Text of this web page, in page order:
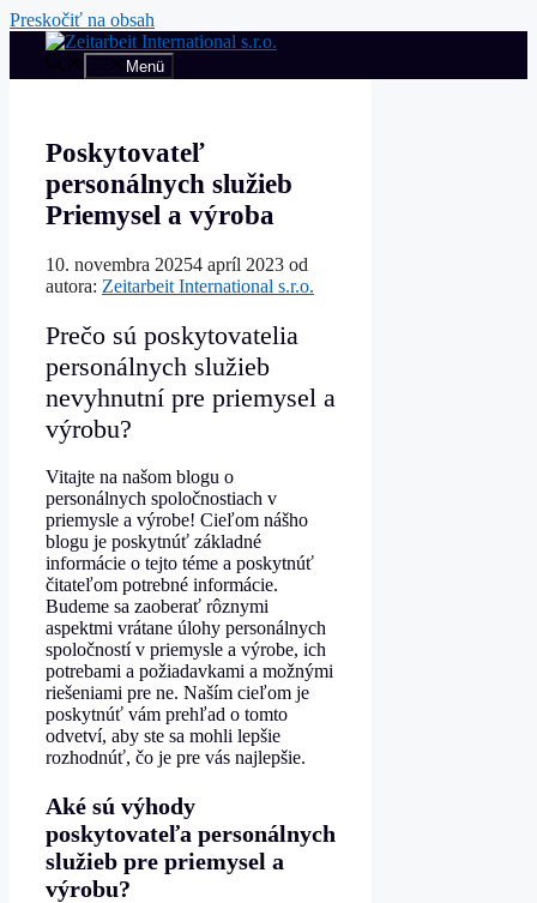
Preskočiť na obsah
Menü
Poskytovateľ
personálnych služieb
Priemysel a výroba
10. novembra 20254 apríl 2023 od
autora: Zeitarbeit International s.r.o.
Prečo sú poskytovatelia
personálnych služieb
nevyhnutní pre priemysel a
výrobu?
Vitajte na našom blogu o
personálnych spoločnostiach v
priemysle a výrobe! Cieľom nášho
blogu je poskytnúť základné
informácie o tejto téme a poskytnúť
čitateľom potrebné informácie.
Budeme sa zaoberať rôznymi
aspektmi vrátane úlohy personálnych
spoločností v priemysle a výrobe, ich
potrebami a požiadavkami a možnými
riešeniami pre ne. Naším cieľom je
poskytnúť vám prehľad o tomto
odvetví, aby ste sa mohli lepšie
rozhodnúť, čo je pre vás najlepšie.
Aké sú výhody
poskytovateľa personálnych
služieb pre priemysel a
výrobu?